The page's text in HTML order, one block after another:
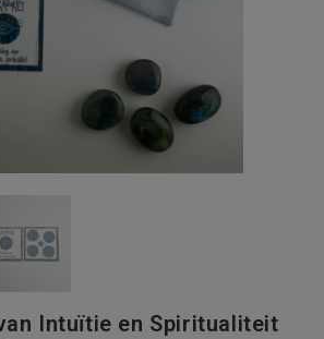
Intuïtie en Spiritualiteit